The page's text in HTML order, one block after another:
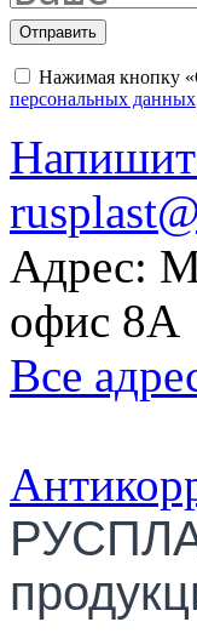
Отправить
Нажимая кнопку
персональных данных
Адрес:
офис 8А
Все